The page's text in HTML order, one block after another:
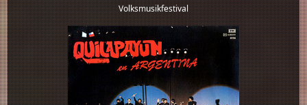
Volksmusikfestival